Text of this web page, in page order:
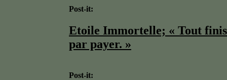
Post-it:
Etoile Immortelle; « Tout finis
par payer. »
Post-it: